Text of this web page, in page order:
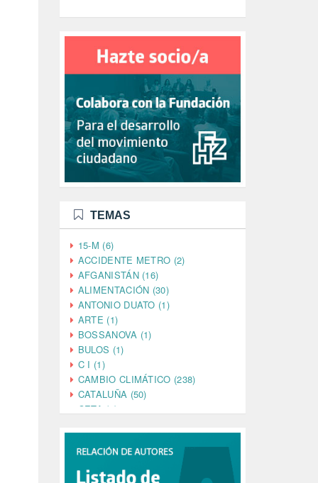
TEMAS
15-M (6)
ACCIDENTE METRO (2)
AFGANISTÁN (16)
ALIMENTACIÓN (30)
ANTONIO DUATO (1)
ARTE (1)
BOSSANOVA (1)
BULOS (1)
C I (1)
CAMBIO CLIMÁTICO (238)
CATALUÑA (50)
CETA (2)
CINE (35)
CIUDADANÍA (633)